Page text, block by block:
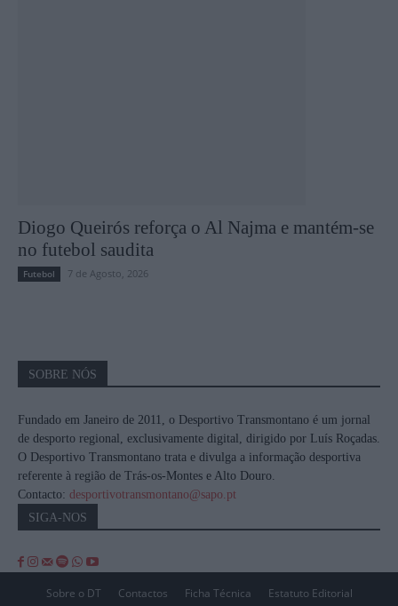
Diogo Queirós reforça o Al Najma e mantém-se
no futebol saudita
Futebol 7 de Agosto, 2026
SOBRE NÓS
Fundado em Janeiro de 2011, o Desportivo Transmontano é um jornal
de desporto regional, exclusivamente digital, dirigido por Luís Roçadas.
O Desportivo Transmontano trata e divulga a informação desportiva
referente à região de Trás-os-Montes e Alto Douro.
Contacto: desportivotransmontano@sapo.pt
SIGA-NOS
Sobre o DT Contactos Ficha Técnica Estatuto Editorial